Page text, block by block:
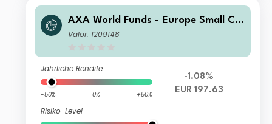
AXA World Funds - Europe Small Ca
p F Distribution EUR
Valor: 1209148
Jährliche Rendite
-50% 0% +50%
Risiko-Level
-1.08%
EUR 197.63